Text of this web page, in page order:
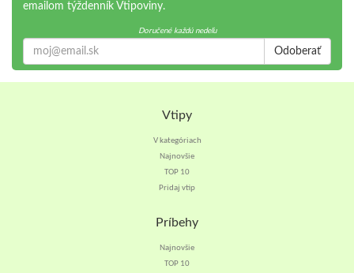
emailom týždenník Vtipoviny.
Doručené každú nedeľu
Odoberať
Vtipy
V kategóriach
Najnovšie
TOP 10
Pridaj vtip
Príbehy
Najnovšie
TOP 10